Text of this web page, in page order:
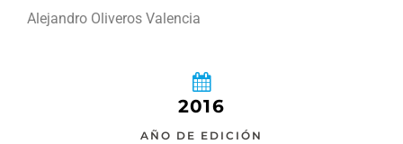
Alejandro Oliveros Valencia
2016
AÑO DE EDICIÓN